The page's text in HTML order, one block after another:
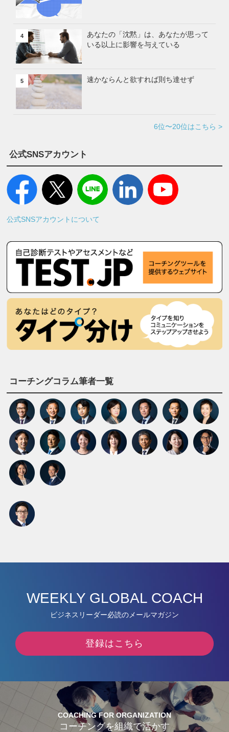
4
あなたの「沈黙」は、あなたが思って
いる以上に影響を与えている
5 速かならんと欲すれば則ち達せず
6位〜20位はこちら >
公式SNSアカウント
公式SNSアカウントについて
コーチングコラム筆者一覧
WEEKLY GLOBAL COACH
ビジネスリーダー必読のメールマガジン
登録はこちら
COACHING FOR ORGANIZATION
コーチングを組織で活かす